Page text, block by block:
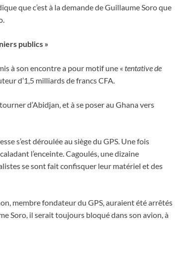
que c’est à la demande de Guillaume Soro que
publics »
à son encontre a pour motif une « tentative de
d’1,5 milliards de francs CFA.
d’Abidjan, et à se poser au Ghana vers
s’est déroulée au siège du GPS. Une fois
l’enceinte. Cagoulés, une dizaine
se sont fait confisquer leur matériel et des
membre fondateur du GPS, auraient été arrêtés
Soro, il serait toujours bloqué dans son avion, à